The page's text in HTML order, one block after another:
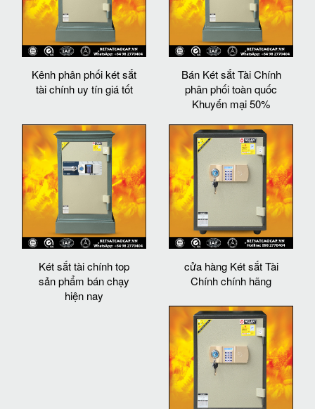
Kênh phân phối két sắt
tài chính uy tín giá tốt
Bán Két sắt Tài Chính
phân phối toàn quốc
Khuyến mại 50%
Két sắt tài chính top
sản phẩm bán chạy
hiện nay
cửa hàng Két sắt Tài
Chính chính hãng